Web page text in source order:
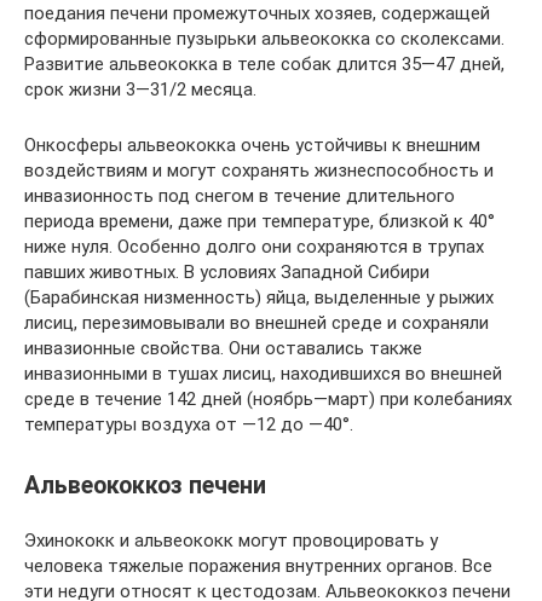
поедания печени промежуточных хозяев, содержащей
сформированные пузырьки альвеококка со сколексами.
Развитие альвеококка в теле собак длится 35—47 дней,
срок жизни 3—31/2 месяца.
Онкосферы альвеококка очень устойчивы к внешним
воздействиям и могут сохранять жизнеспособность и
инвазионность под снегом в течение длительного
периода времени, даже при температуре, близкой к 40°
ниже нуля. Особенно долго они сохраняются в трупах
павших животных. В условиях Западной Сибири
(Барабинская низменность) яйца, выделенные у рыжих
лисиц, перезимовывали во внешней среде и сохраняли
инвазионные свойства. Они оставались также
инвазионными в тушах лисиц, находившихся во внешней
среде в течение 142 дней (ноябрь—март) при колебаниях
температуры воздуха от —12 до —40°.
Альвеококкоз печени
Эхинококк и альвеококк могут провоцировать у
человека тяжелые поражения внутренних органов. Все
эти недуги относят к цестодозам. Альвеококкоз печени